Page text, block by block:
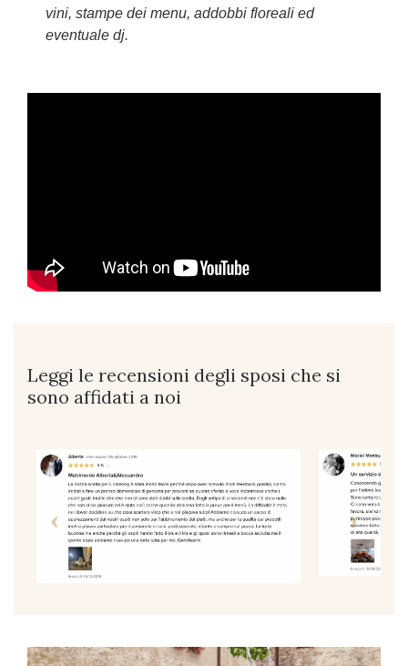
vini, stampe dei menu, addobbi floreali ed
eventuale dj.
Leggi le recensioni degli sposi che si
sono affidati a noi